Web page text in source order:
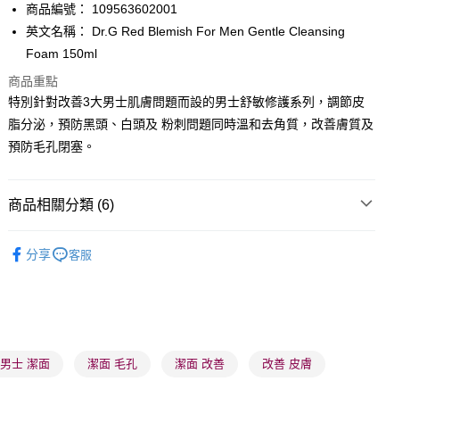
BoC Pay
順豐自助櫃 - 確認發貨後1-3個工作天送達
每筆HK$65.00，滿HK$300.00或以上免運費
每筆HK$65.00，滿HK$300.00或以上免運費
商品編號： 109563602001
英文名稱： Dr.G Red Blemish For Men Gentle Cleansing
Foam 150ml
商品重點
特別針對改善3大男士肌膚問題而設的男士舒敏修護系列，調節皮
脂分泌，預防黑頭、白頭及 粉刺問題同時溫和去角質，改善膚質及
預防毛孔閉塞。
商品相關分類 (6)
莎莎獨家品牌✨ 全部產品
分享 客服
男士 潔面 潔面 毛孔 潔面 改善 改善 皮膚